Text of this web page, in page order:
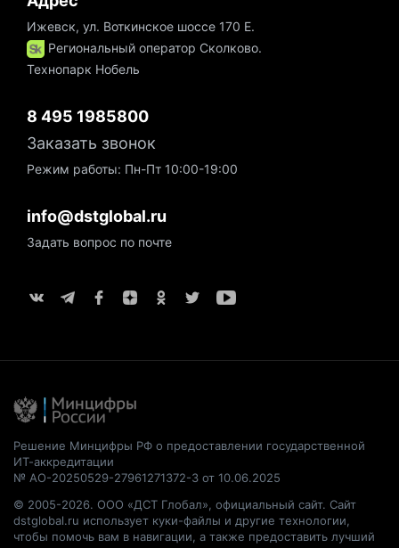
Ижевск, ул. Воткинское шоссе 170 Е.
Региональный оператор Сколково.
Технопарк Нобель
8 495 1985800
Заказать звонок
Режим работы: Пн-Пт 10:00-19:00
info@dstglobal.ru
Задать вопрос по почте
Решение Минцифры РФ о предоставлении государственной
ИТ-аккредитации
№ АО-20250529-27961271372-3 от 10.06.2025
© 2005-2026. ООО «ДСТ Глобал», официальный сайт. Сайт
dstglobal.ru использует куки-файлы и другие технологии,
чтобы помочь вам в навигации, а также предоставить лучший